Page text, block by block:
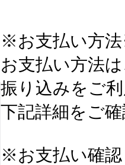
※お支払い方
お支払い方法
振り込みをご
下記詳細をご
※お支払い確